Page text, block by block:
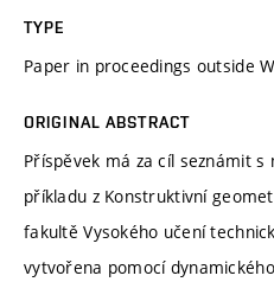
TYPE
Paper in proceedings outside
ORIGINAL ABSTRACT
Příspěvek má za cíl seznámit
příkladu z Konstruktivní
fakultě Vysokého učení
vytvořena pomocí